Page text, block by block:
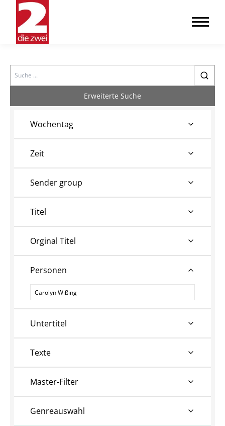
Search
Erweiterte Suche
Wochentag
Zeit
Sender group
Titel
Orginal Titel
Personen
Personen
Untertitel
Texte
Master-Filter
Genreauswahl